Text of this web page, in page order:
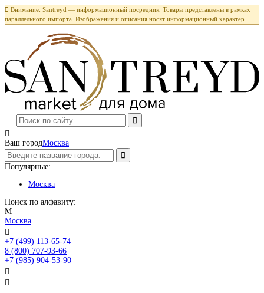
 Внимание: Santreyd — информационный посредник. Товары представлены в рамках
параллельного импорта. Изображения и описания носят информационный характер.

Ваш городМосква
Популярные:
Москва
Поиск по алфавиту:
М
Москва

+7 (499) 113-65-74
8 (800) 707-93-66
+7 (985) 904-53-90

